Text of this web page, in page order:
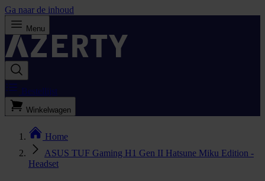
Ga naar de inhoud
Menu
Bestellijst
Winkelwagen
Home
ASUS TUF Gaming H1 Gen II Hatsune Miku Edition -
Headset